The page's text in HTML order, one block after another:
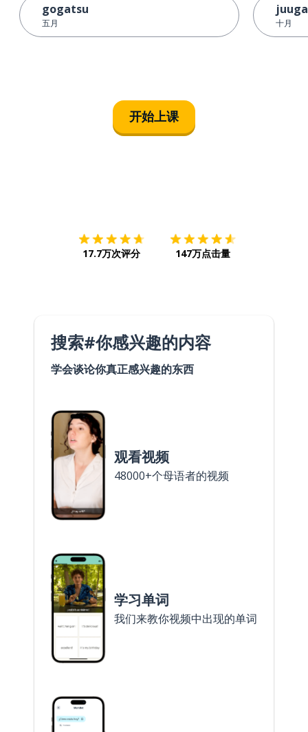
gogatsu
五月 十月
开始上课
17.7万次评分 147万点击量
搜索#你感兴趣的内容
学会谈论你真正感兴趣的东西
观看视频
48000+个母语者的视频
学习单词
我们来教你视频中出现的单词